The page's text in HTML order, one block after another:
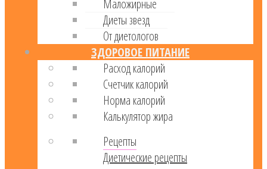
Маложирные
Диеты звезд
От диетологов
ЗДОРОВОЕ ПИТАНИЕ
Расход калорий
Cчетчик калорий
Норма калорий
Калькулятор жира
Рецепты
Диетические рецепты